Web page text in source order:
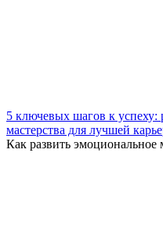
5 ключевых шагов к успеху:
мастерства для лучшей
Как развить